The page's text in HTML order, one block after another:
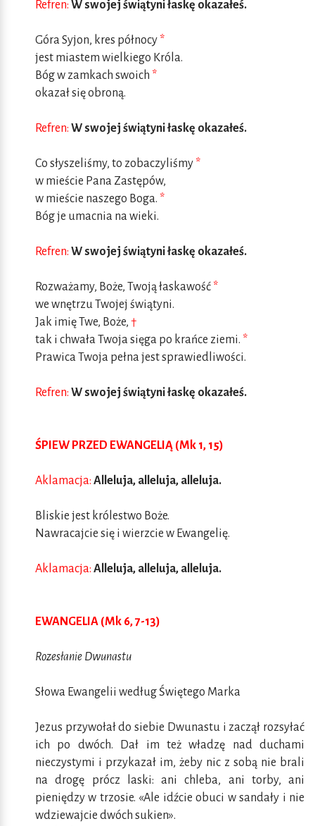
Refren: W swojej świątyni łaskę okazałeś.
Góra Syjon, kres północy *
jest miastem wielkiego Króla.
Bóg w zamkach swoich *
okazał się obroną.
Refren: W swojej świątyni łaskę okazałeś.
Co słyszeliśmy, to zobaczyliśmy *
w mieście Pana Zastępów,
w mieście naszego Boga. *
Bóg je umacnia na wieki.
Refren: W swojej świątyni łaskę okazałeś.
Rozważamy, Boże, Twoją łaskawość *
we wnętrzu Twojej świątyni.
Jak imię Twe, Boże, †
tak i chwała Twoja sięga po krańce ziemi. *
Prawica Twoja pełna jest sprawiedliwości.
Refren: W swojej świątyni łaskę okazałeś.
ŚPIEW PRZED EWANGELIĄ (Mk 1, 15)
Aklamacja: Alleluja, alleluja, alleluja.
Bliskie jest królestwo Boże.
Nawracajcie się i wierzcie w Ewangelię.
Aklamacja: Alleluja, alleluja, alleluja.
EWANGELIA (Mk 6, 7-13)
Rozesłanie Dwunastu
Słowa Ewangelii według Świętego Marka
Jezus przywołał do siebie Dwunastu i zaczął rozsyłać
ich po dwóch. Dał im też władzę nad duchami
nieczystymi i przykazał im, żeby nic z sobą nie brali
na drogę prócz laski: ani chleba, ani torby, ani
pieniędzy w trzosie. «Ale idźcie obuci w sandały i nie
wdziewajcie dwóch sukien».